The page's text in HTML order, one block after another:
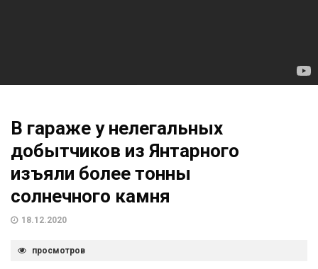
В гараже у нелегальных
добытчиков из Янтарного
изъяли более тонны
солнечного камня
18.12.2020
просмотров